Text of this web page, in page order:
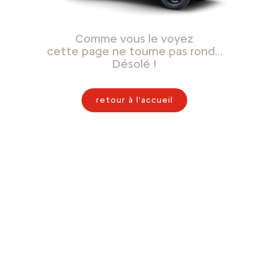
Comme vous le voyez
cette page ne tourne pas rond…
Désolé !
retour à l'accueil